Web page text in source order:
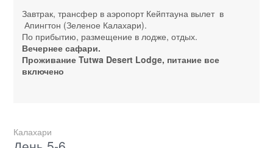
Завтрак, трансфер в аэропорт Кейптауна вылет в
Апингтон (Зеленое Калахари).
По прибытию, размещение в лодже, отдых.
Вечернее сафари.
Проживание Tutwa Desert Lodge, питание все
включено
Калахари